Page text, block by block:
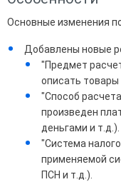
Основные изменения
Добавлены новые
"Предмет
описать товары
"Способ
произведен
деньгами и т.д.).
"Система
применяемой
ПСН и т.д.).